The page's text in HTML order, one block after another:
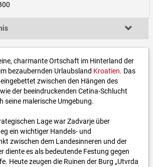
charmante Ortschaft im Hinterland der
bezaubernden Urlaubsland Kroatien. Das
zwischen den Hängen des
der beeindruckenden Cetina-Schlucht
seine malerische Umgebung.
Lage war Zadvarje über
ein wichtiger Handels- und
zwischen dem Landesinneren und der
diente es als bedeutende Festung gegen
Heute zeugen die Ruinen der Burg „Utvrda